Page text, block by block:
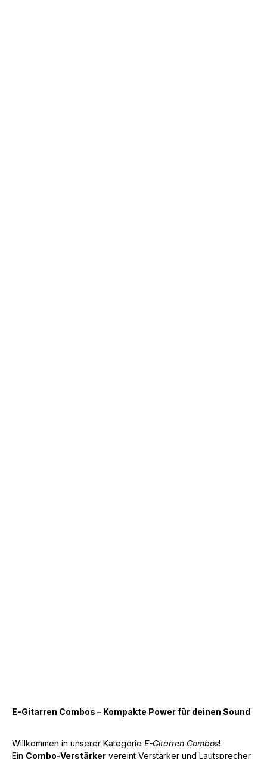
E-Gitarren Combos – Kompakte Power für deinen Sound
Willkommen in unserer Kategorie E-Gitarren Combos!
Ein Combo-Verstärker vereint Verstärker und Lautsprecher